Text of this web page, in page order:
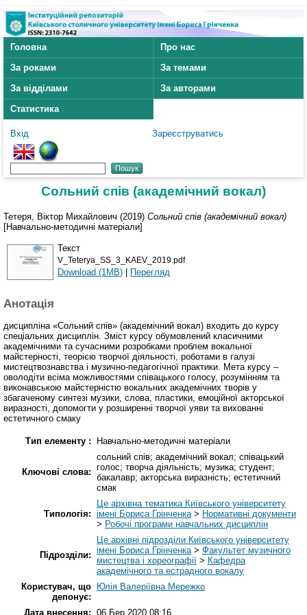
Головна
Про нас
За роками
За темами
За відділами
За авторами
Статистика
Вхід Зареєструватись
Сольний спів (академічний вокал)
Тетеря, Віктор Михайлович (2019) Сольний спів (академічний вокал)
[Навчально-методичні матеріали]
Текст
V_Teterya_SS_3_KAEV_2019.pdf
Download (1MB) | Перегляд
Анотація
дисципліна «Сольний спів» (академічний вокал) входить до курсу
спеціальних дисциплін. Зміст курсу обумовлений класичними
академічними та сучасними розробками проблем вокальної
майстерності, теорією творчої діяльності, роботами в галузі
мистецтвознавства і музично-педагогічної практики. Мета курсу –
оволодіти всіма можливостями співацького голосу, розумінням та
виконавською майстерністю вокальних академічних творів у
збагаченому синтезі музики, слова, пластики, емоційної акторської
виразності, допомогти у розширенні творчої уяви та вихованні
естетичного смаку
Тип елементу : Навчально-методичні матеріали
Ключові слова:
сольний спів; академічний вокал; співацький
голос; творча діяльність; музика; студент;
бакалавр; акторська виразність; естетичний
смак
Типологія:
Це архівна тематика Київського університету
імені Бориса Грінченка> Нормативні документи
> Робочі програми навчальних дисциплін
Підрозділи:
Це архівні підрозділи Київського університету
імені Бориса Грінченка> Факультет музичного
мистецтва і хореографії > Кафедра
академічного та естрадного вокалу
Користувач, що
депонує:
Юлія Валеріївна Мережко
Дата внесення: 06 Бер 2020 08:16